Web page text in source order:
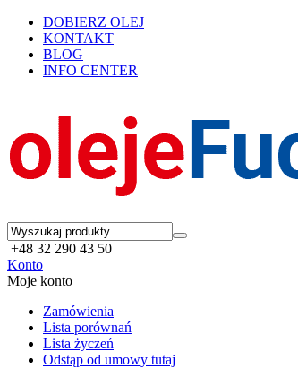
DOBIERZ OLEJ
KONTAKT
BLOG
INFO CENTER
+48 32 290 43 50
Konto
Moje konto
Zamówienia
Lista porównań
Lista życzeń
Odstąp od umowy tutaj